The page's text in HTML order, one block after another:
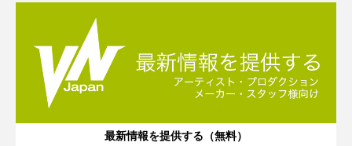
最新情報を提供する（無料）